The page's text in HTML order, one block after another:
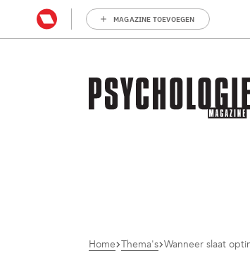
MAGAZINE TOEVOEGEN
Home Thema's Wanneer slaat